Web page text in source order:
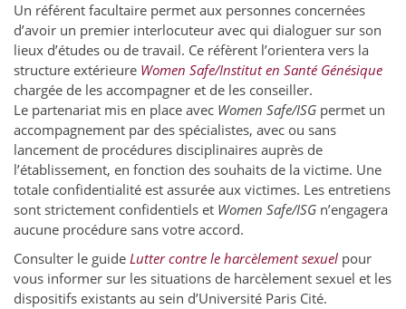
Un référent facultaire permet aux personnes concernées
d’avoir un premier interlocuteur avec qui dialoguer sur son
lieux d’études ou de travail. Ce réfèrent l’orientera vers la
structure extérieure Women Safe/Institut en Santé Génésique
chargée de les accompagner et de les conseiller.
Le partenariat mis en place avec Women Safe/ISG permet un
accompagnement par des spécialistes, avec ou sans
lancement de procédures disciplinaires auprès de
l’établissement, en fonction des souhaits de la victime. Une
totale confidentialité est assurée aux victimes. Les entretiens
sont strictement confidentiels et Women Safe/ISG n’engagera
aucune procédure sans votre accord.
Consulter le guide Lutter contre le harcèlement sexuel pour
vous informer sur les situations de harcèlement sexuel et les
dispositifs existants au sein d’Université Paris Cité.